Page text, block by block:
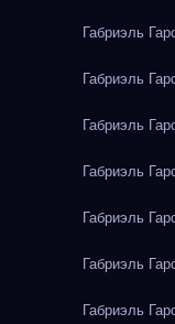
Габриэль
Габриэль
Габриэль
Габриэль
Габриэль
Габриэль
Габриэль